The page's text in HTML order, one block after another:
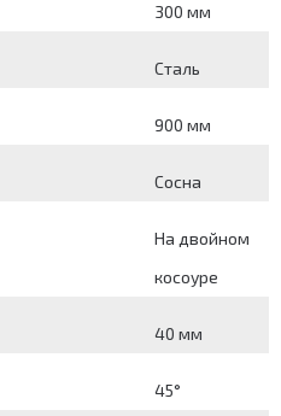
300 мм
Сталь
900 мм
Сосна
На двойном
косоуре
40 мм
45°